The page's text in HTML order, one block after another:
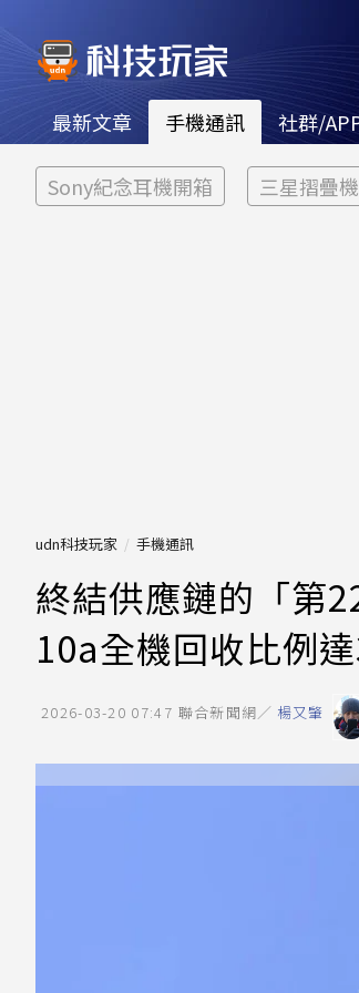
最新文章 手機通訊 社群/
Sony紀念耳機開箱 三星摺疊
udn科技玩家 手機通訊
終結供應鏈的「第
10a全機回收比例
2026-03-20 07:47 聯合新聞網／ 楊又肇